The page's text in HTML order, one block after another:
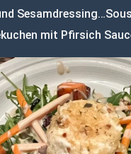
mit Pfirsich